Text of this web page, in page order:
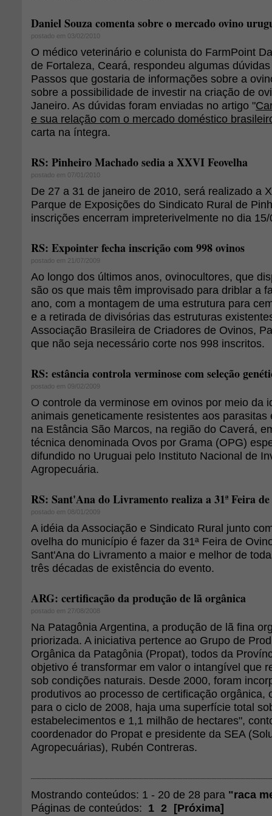
Daniel Souza comenta sobre o mercado ovino
postado em 03/02/2010
O médico veterinário e colunista do FarmPoint
de Fortaleza, Ceará, respondeu algumas
Passos que gostaria de informações sobre a
sobre a possibilidade de investir na criação de
Janeiro. As dúvidas foram enviadas no artigo "
e sua relação com o mercado doméstico
carta na íntegra.
RS: Pinheiro Machado sedia a XXVI Feovelha
postado em 07/01/2010
De 27 a 31 de janeiro de 2010, será realizado a
Parque de Exposições do Sindicato Rural de
inscrições encerram impreterivelmente no dia
RS: Expointer fecha inscrição com 998 ovinos
postado em 21/07/2009
Ao longo dos últimos anos, ovinocultores, que
são os que mais têm improvisado para driblar a
ano, com a montagem de uma estrutura para
e a retirada de divisórias das estruturas
Associação Brasileira de Criadores de Ovinos,
que não seja necessário corte nos 998 inscritos.
RS: estância controla verminose com seleção
postado em 09/02/2009
O controle da verminose em ovinos por meio da
animais geneticamente resistentes aos parasitas
na Estância São Marcos, na região do Caverá,
técnica denominada Ovos por Grama (OPG)
difundido no Uruguai pelo Instituto Nacional de
Agropecuária.
RS: Sant'Ana do Livramento realiza a 31ª Feira
postado em 08/01/2009
A idéia da Associação e Sindicato Rural junto
ovelha do município é fazer da 31ª Feira de
Sant'Ana do Livramento a maior e melhor de
três décadas de existência do evento.
ARG: certificação da produção de lã orgânica
postado em 27/08/2008
Na Patagônia Argentina, a produção de lã fina
priorizada. A iniciativa pertence ao Grupo de
Orgânica da Patagônia (Propat), todos da
objetivo é transformar em valor o intangível que
sob condições naturais. Desde 2000, foram
produtivos ao processo de certificação orgânica,
para o ciclo de 2008, haja uma superfície total
estabelecimentos e 1,1 milhão de hectares",
coordenador do Propat e presidente da SEA
Agropecuárias), Rubén Contreras.
Mostrando conteúdos: 1 - 20 de 28 para "raca
Páginas de conteúdos: 1 2 [Próxima]